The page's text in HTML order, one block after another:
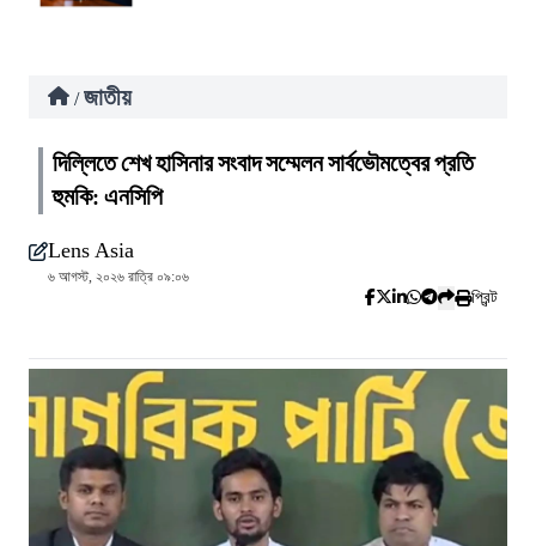
/ জাতীয়
দিল্লিতে শেখ হাসিনার সংবাদ সম্মেলন সার্বভৌমত্বের প্রতি
হুমকি: এনসিপি
Lens Asia
৬ আগস্ট, ২০২৬ রাত্রি ০৯:০৬
প্রিন্ট